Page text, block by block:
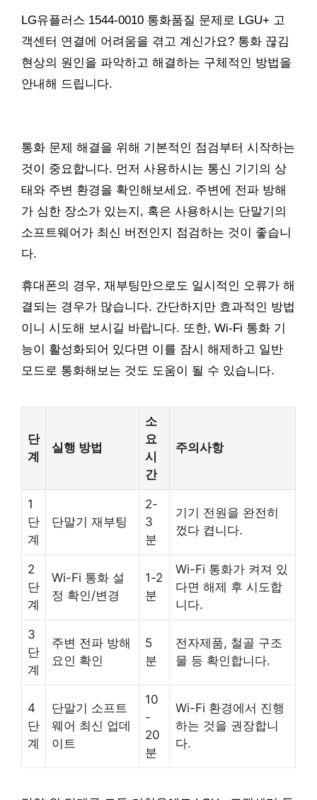
LG유플러스 1544-0010 통화품질 문제로 LGU+ 고
객센터 연결에 어려움을 겪고 계신가요? 통화 끊김
현상의 원인을 파악하고 해결하는 구체적인 방법을
안내해 드립니다.
통화 문제 해결을 위해 기본적인 점검부터 시작하는
것이 중요합니다. 먼저 사용하시는 통신 기기의 상
태와 주변 환경을 확인해보세요. 주변에 전파 방해
가 심한 장소가 있는지, 혹은 사용하시는 단말기의
소프트웨어가 최신 버전인지 점검하는 것이 좋습니
다.
휴대폰의 경우, 재부팅만으로도 일시적인 오류가 해
결되는 경우가 많습니다. 간단하지만 효과적인 방법
이니 시도해 보시길 바랍니다. 또한, Wi-Fi 통화 기
능이 활성화되어 있다면 이를 잠시 해제하고 일반
모드로 통화해보는 것도 도움이 될 수 있습니다.
단
계
실행 방법
소
요
시
간
주의사항
1
단
계
단말기 재부팅
2-
3
분
기기 전원을 완전히
껐다 켭니다.
2
단
계
Wi-Fi 통화 설
정 확인/변경
1-2
분
Wi-Fi 통화가 켜져 있
다면 해제 후 시도합
니다.
3
단
계
주변 전파 방해
요인 확인
5
분
전자제품, 철골 구조
물 등 확인합니다.
4
단
계
단말기 소프트
웨어 최신 업데
이트
10
-
20
분
Wi-Fi 환경에서 진행
하는 것을 권장합니
다.